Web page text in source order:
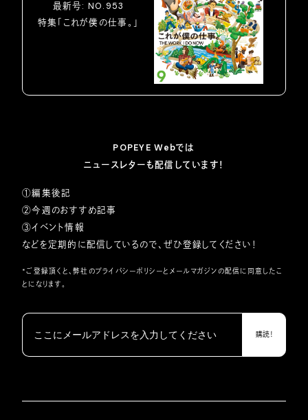
最新号: NO.953
特集「これが僕の仕事。」
POPEYE Webでは
ニュースレターも配信しています！
①編集後記
②今週のおすすめ記事
③イベント情報
などを定期的に配信しているので、ぜひ登録してください！
*ご登録頂くと、弊社のプライバシーポリシーとメールマガジンの配信に同意したこ
とになります。